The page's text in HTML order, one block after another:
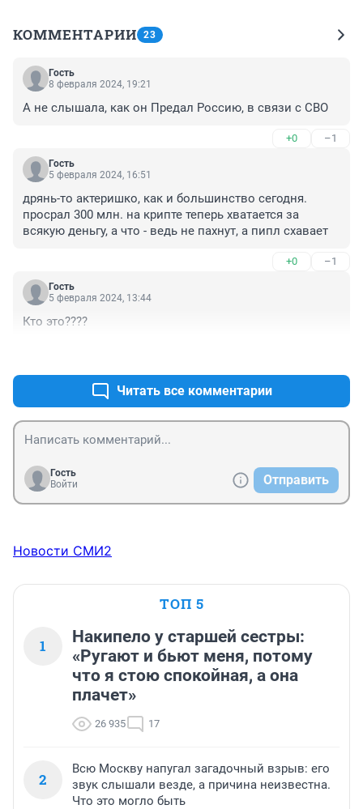
КОММЕНТАРИИ 23
Гость
8 февраля 2024, 19:21
А не слышала, как он Предал Россию, в связи с СВО
+0 –1
Гость
5 февраля 2024, 16:51
дрянь-то актеришко, как и большинство сегодня.
просрал 300 млн. на крипте теперь хватается за
всякую деньгу, а что - ведь не пахнут, а пипл схавает
+0 –1
Гость
5 февраля 2024, 13:44
Кто это????
Читать все комментарии
Гость
Войти
Отправить
Новости СМИ2
ТОП 5
1
Накипело у старшей сестры:
«Ругают и бьют меня, потому
что я стою спокойная, а она
плачет»
26 935 17
2
Всю Москву напугал загадочный взрыв: его
звук слышали везде, а причина неизвестна.
Что это могло быть